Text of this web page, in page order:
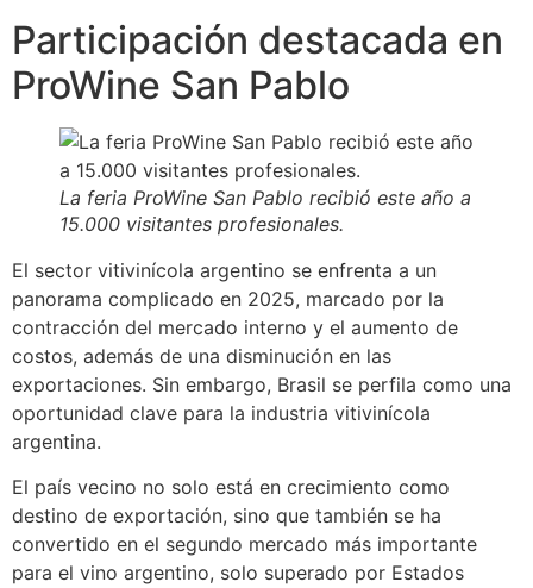
Participación destacada en
ProWine San Pablo
La feria ProWine San Pablo recibió este año a
15.000 visitantes profesionales.
El sector vitivinícola argentino se enfrenta a un
panorama complicado en 2025, marcado por la
contracción del mercado interno y el aumento de
costos, además de una disminución en las
exportaciones. Sin embargo, Brasil se perfila como una
oportunidad clave para la industria vitivinícola
argentina.
El país vecino no solo está en crecimiento como
destino de exportación, sino que también se ha
convertido en el segundo mercado más importante
para el vino argentino, solo superado por Estados